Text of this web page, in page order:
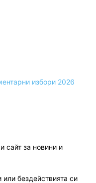
избори 2026
сайт за новини и
или бездействията си